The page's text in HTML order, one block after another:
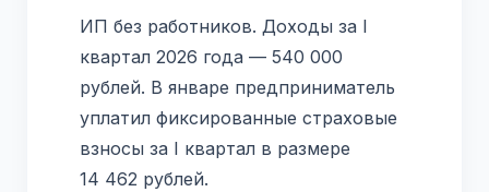
ИП без работников. Доходы за I
квартал 2026 года — 540 000
рублей. В январе предприниматель
уплатил фиксированные страховые
взносы за I квартал в размере
14 462 рублей.